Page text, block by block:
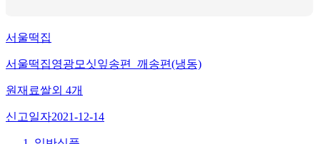
서울떡집
서울떡집영광모싯잎송편_깨송편(냉동)
원재료쌀외 4개
신고일자2021-12-14